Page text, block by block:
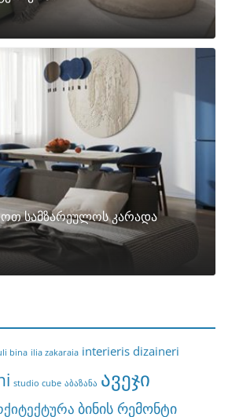
სამზარეულოს კარადა
bina ilia zakaraia interieris dizaineri
studio cube აბაზანა ავეჯი
ბინის რემონტი